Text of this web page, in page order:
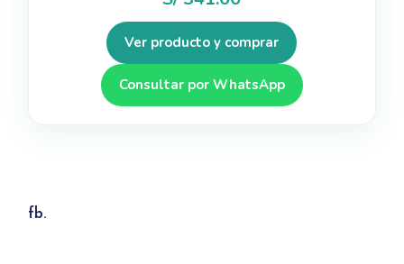
Ver producto y comprar
Consultar por WhatsApp
fb.